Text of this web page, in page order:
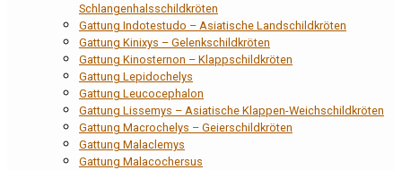
Schlangenhalsschildkröten
Gattung Indotestudo – Asiatische Landschildkröten
Gattung Kinixys – Gelenkschildkröten
Gattung Kinosternon – Klappschildkröten
Gattung Lepidochelys
Gattung Leucocephalon
Gattung Lissemys – Asiatische Klappen-Weichschildkröten
Gattung Macrochelys – Geierschildkröten
Gattung Malaclemys
Gattung Malacochersus